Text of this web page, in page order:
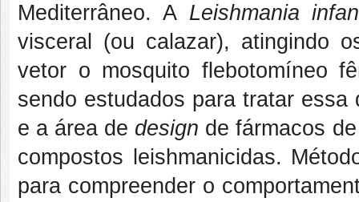
Mediterrâneo. A Leishmania
visceral (ou calazar), atingindo
vetor o mosquito flebotomíneo
sendo estudados para tratar
e a área de design de fármacos
compostos leishmanicidas.
para compreender o